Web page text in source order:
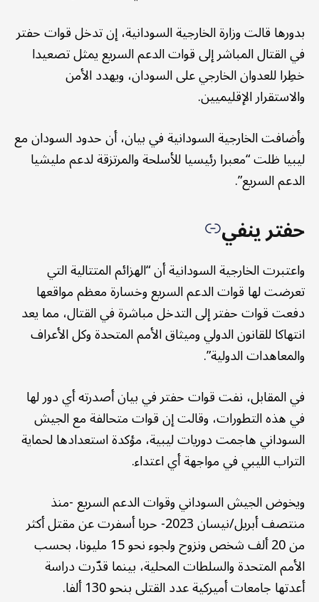
بدورها قالت وزارة الخارجية السودانية، إن تدخل قوات حفتر
في القتال المباشر إلى قوات الدعم السريع يمثل تصعيدا
خطِرا للعدوان الخارجي على السودان، ويهدد الأمن
والاستقرار الإقليميين.
وأضافت الخارجية السودانية في بيان، أن حدود السودان مع
ليبيا ظلت “معبرا رئيسيا للأسلحة والمرتزقة لدعم مليشيا
الدعم السريع”.
حفتر ينفي
واعتبرت الخارجية السودانية أن “الهزائم المتتالية التي
تعرضت لها قوات الدعم السريع وخسارة معظم مواقعها
دفعت قوات حفتر إلى التدخل مباشرة في القتال، مما يعد
انتهاكا للقانون الدولي وميثاق الأمم المتحدة وكل الأعراف
والمعاهدات الدولية”.
في المقابل، نفت قوات حفتر في بيان أصدرته أي دور لها
في هذه التطورات، وقالت إن قوات متحالفة مع الجيش
السوداني هاجمت دوريات ليبية، مؤكدة استعدادها لحماية
التراب الليبي في مواجهة أي اعتداء.
ويخوض الجيش السوداني وقوات الدعم السريع -منذ
منتصف أبريل/نيسان 2023- حربا أسفرت عن مقتل أكثر
من 20 ألف شخص ونزوح ولجوء نحو 15 مليونا، بحسب
الأمم المتحدة والسلطات المحلية، بينما قدّرت دراسة
أعدتها جامعات أميركية عدد القتلى بنحو 130 ألفا.